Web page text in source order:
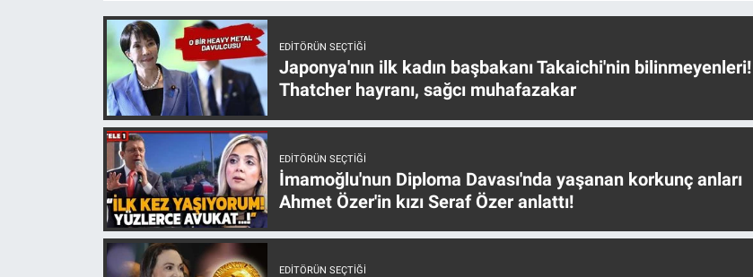
EDITÖRÜN SEÇTIĞI
Japonya'nın ilk kadın başbakanı Takaichi'nin bilinmeyenleri!
Thatcher hayranı, sağcı muhafazakar
EDITÖRÜN SEÇTIĞI
İmamoğlu'nun Diploma Davası'nda yaşanan korkunç anları
Ahmet Özer'in kızı Seraf Özer anlattı!
EDITÖRÜN SEÇTIĞI